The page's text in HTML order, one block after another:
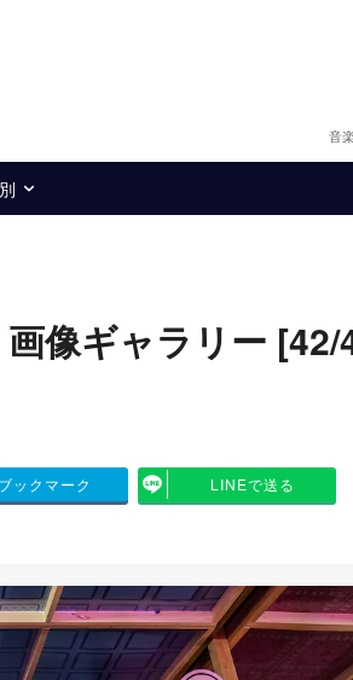
音
像ギャラリー [42/
ブックマーク LINEで送る